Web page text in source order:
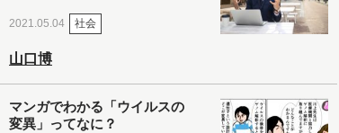
2021.05.04 社会
山口博
マンガでわかる「ウイルスの
変異」ってなに？